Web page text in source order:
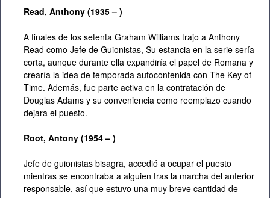
Read, Anthony (1935 – )
A finales de los setenta Graham Williams trajo a Anthony
Read como Jefe de Guionistas, Su estancia en la serie sería
corta, aunque durante ella expandiría el papel de Romana y
crearía la idea de temporada autocontenida con The Key of
Time. Además, fue parte activa en la contratación de
Douglas Adams y su conveniencia como reemplazo cuando
dejara el puesto.
Root, Antony (1954 – )
Jefe de guionistas bisagra, accedió a ocupar el puesto
mientras se encontraba a alguien tras la marcha del anterior
responsable, así que estuvo una muy breve cantidad de